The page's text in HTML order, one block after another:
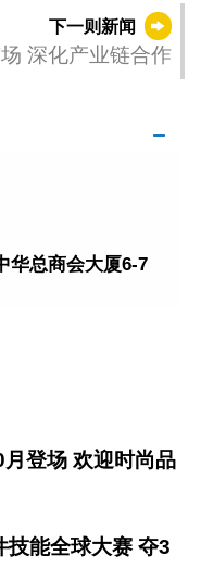
下一则新闻
“广”拓海内外市场 深化产业链合作
华总商会大厦6-7
登场 欢迎时尚品
能全球大赛 夺3